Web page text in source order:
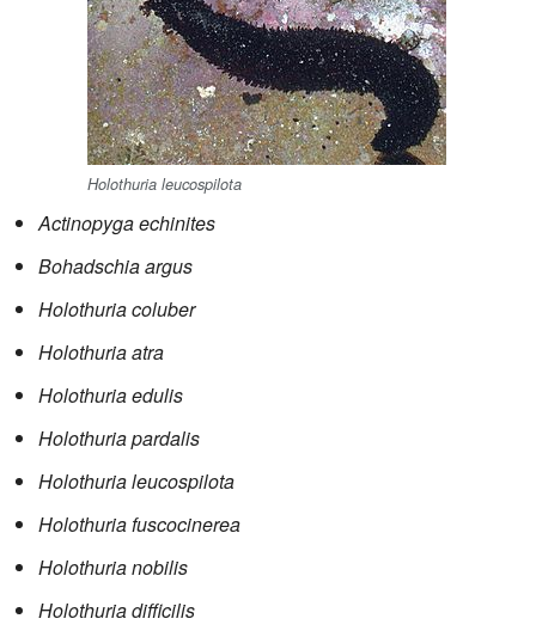
Holothuria leucospilota
Actinopyga echinites
Bohadschia argus
Holothuria coluber
Holothuria atra
Holothuria edulis
Holothuria pardalis
Holothuria leucospilota
Holothuria fuscocinerea
Holothuria nobilis
Holothuria difficilis